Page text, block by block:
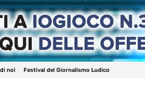
noi Festival del Giornalismo Ludico